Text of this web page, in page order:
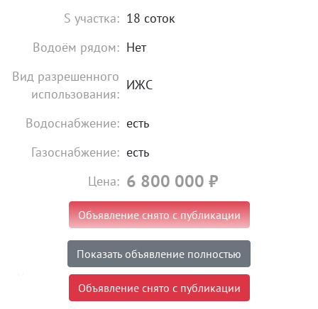
S участка: 18 соток
Водоём рядом: Нет
Вид разрешенного
использования:
ИЖС
Водоснабжение: есть
Газоснабжение: есть
Цена: 6 800 000 ₽
Объявление снято с публикации
Возможен
Условия продажи: «чистая» продажа
Показать объявление полностью
Объявление снято с публикации